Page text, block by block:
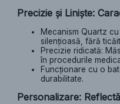
Precizie și Liniște:
Mecanism Quartz
silențioasă, fără
Precizie ridicată:
în procedurile
Funcționare cu o
durabilitate.
Personalizare: